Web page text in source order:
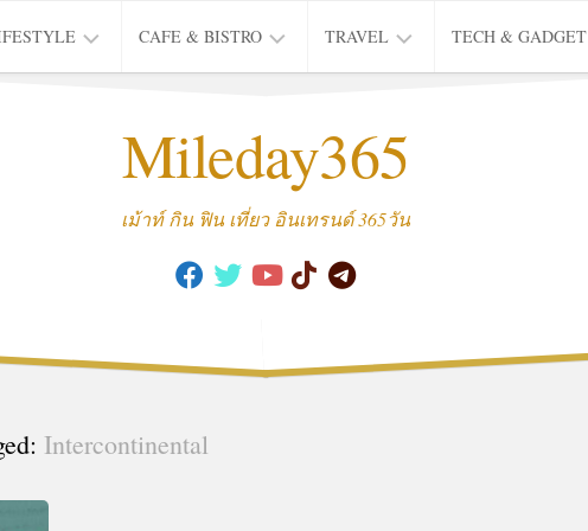
CAFE & BISTRO
CAFE
TRAVEL
THAI
TRIP
TECH & GADGET
Mileday365
เม้าท์ กิน ฟิน เที่ยว อินเทรนด์ 365วัน
Intercontinental